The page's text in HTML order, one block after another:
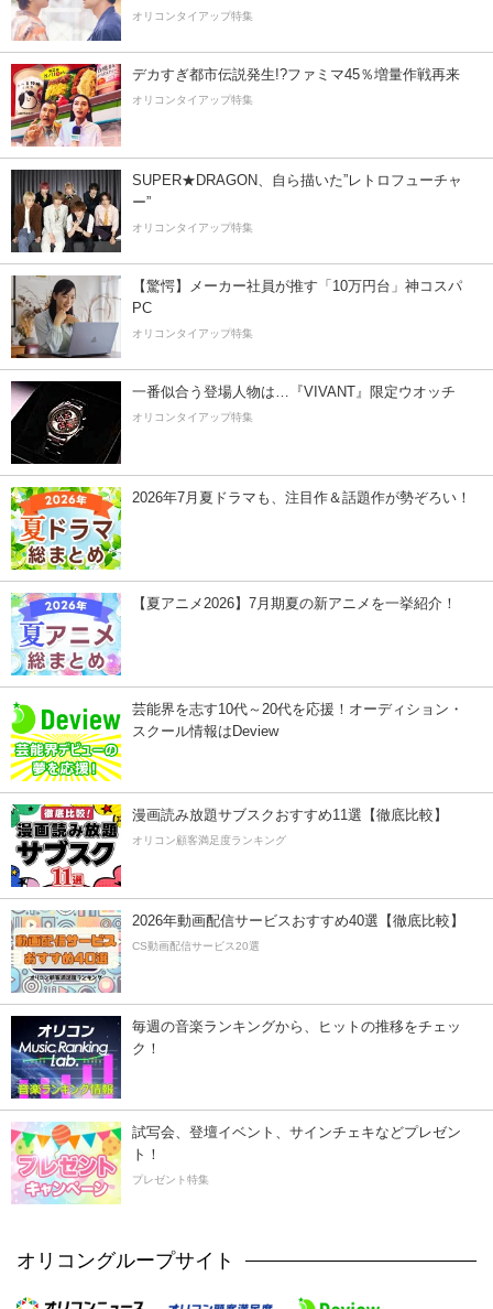
オリコンタイアップ特集
デカすぎ都市伝説発生!?ファミマ45％増量作戦再来
オリコンタイアップ特集
SUPER★DRAGON、自ら描いた”レトロフューチャ
ー”
オリコンタイアップ特集
【驚愕】メーカー社員が推す「10万円台」神コスパ
PC
オリコンタイアップ特集
一番似合う登場人物は…『VIVANT』限定ウオッチ
オリコンタイアップ特集
2026年7月夏ドラマも、注目作＆話題作が勢ぞろい！
【夏アニメ2026】7月期夏の新アニメを一挙紹介！
芸能界を志す10代～20代を応援！オーディション・
スクール情報はDeview
漫画読み放題サブスクおすすめ11選【徹底比較】
オリコン顧客満足度ランキング
2026年動画配信サービスおすすめ40選【徹底比較】
CS動画配信サービス20選
毎週の音楽ランキングから、ヒットの推移をチェッ
ク！
試写会、登壇イベント、サインチェキなどプレゼン
ト！
プレゼント特集
オリコングループサイト